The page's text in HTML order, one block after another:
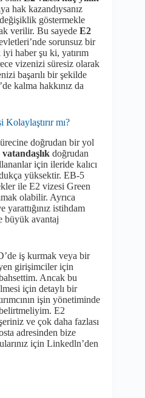
hak kazandıysanız
değişiklik göstermekle
verilir. Bu sayede E2
sorunsuz bir
haber şu ki, yatırım
vizenizi süresiz olarak
başarılı bir şekilde
kalma hakkınız da
mı?
doğrudan bir yol
doğrudan
için ileride kalıcı
yüksektir. EB-5
ile E2 vizesi Green
olabilir. Ayrıca
istihdam
büyük avantaj
iş kurmak veya bir
girişimciler için
Ancak bu
için detaylı bir
işin yönetiminde
E2
ve çok daha fazlası
adresinden bize
için Linkedln’den